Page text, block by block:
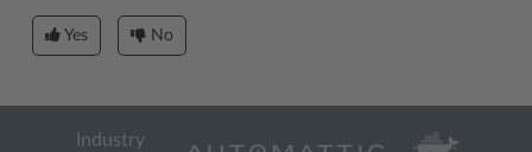
Yes No
Industry